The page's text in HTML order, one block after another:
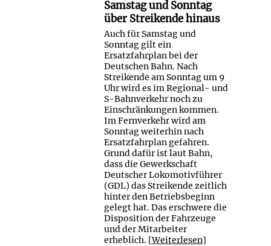
Samstag und Sonntag
über Streikende hinaus
Auch für Samstag und
Sonntag gilt ein
Ersatzfahrplan bei der
Deutschen Bahn. Nach
Streikende am Sonntag um 9
Uhr wird es im Regional- und
S-Bahnverkehr noch zu
Einschränkungen kommen.
Im Fernverkehr wird am
Sonntag weiterhin nach
Ersatzfahrplan gefahren.
Grund dafür ist laut Bahn,
dass die Gewerkschaft
Deutscher Lokomotivführer
(GDL) das Streikende zeitlich
hinter den Betriebsbeginn
gelegt hat. Das erschwere die
Disposition der Fahrzeuge
und der Mitarbeiter
erheblich. [Weiterlesen]